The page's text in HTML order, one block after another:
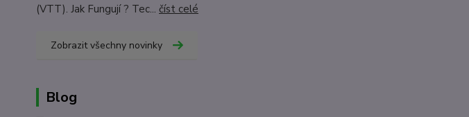
(VTT). Jak Fungují ? Tec... číst celé
Zobrazit všechny novinky
Blog